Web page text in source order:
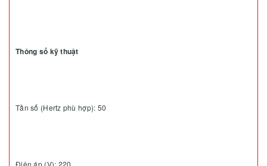
Thông số kỹ thuật
Tần số (Hertz phù hợp): 50
Điện áp (V): 220